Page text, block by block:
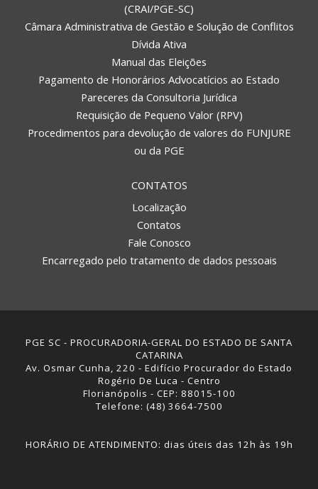
(CRAI/PGE-SC)
Câmara Administrativa de Gestão e Solução de Conflitos
Dívida Ativa
Manual das Eleições
Pagamento de Honorários Advocatícios ao Estado
Pareceres da Consultoria Jurídica
Requisição de Pequeno Valor (RPV)
Procedimentos para devolução de valores do FUNJURE
ou da PGE
CONTATOS
Localização
Contatos
Fale Conosco
Encarregado pelo tratamento de dados pessoais
PGE SC - PROCURADORIA-GERAL DO ESTADO DE SANTA
CATARINA
Av. Osmar Cunha, 220 - Edifício Procurador do Estado
Rogério De Luca - Centro
Florianópolis - CEP: 88015-100
Telefone: (48) 3664-7500
HORÁRIO DE ATENDIMENTO: dias úteis das 12h às 19h